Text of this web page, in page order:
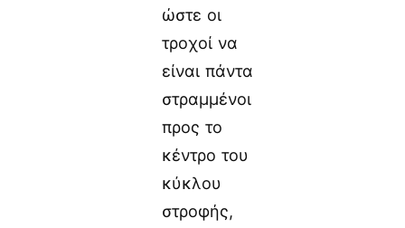
ώστε οι
τροχοί να
είναι πάντα
στραμμένοι
προς το
κέντρο του
κύκλου
στροφής,